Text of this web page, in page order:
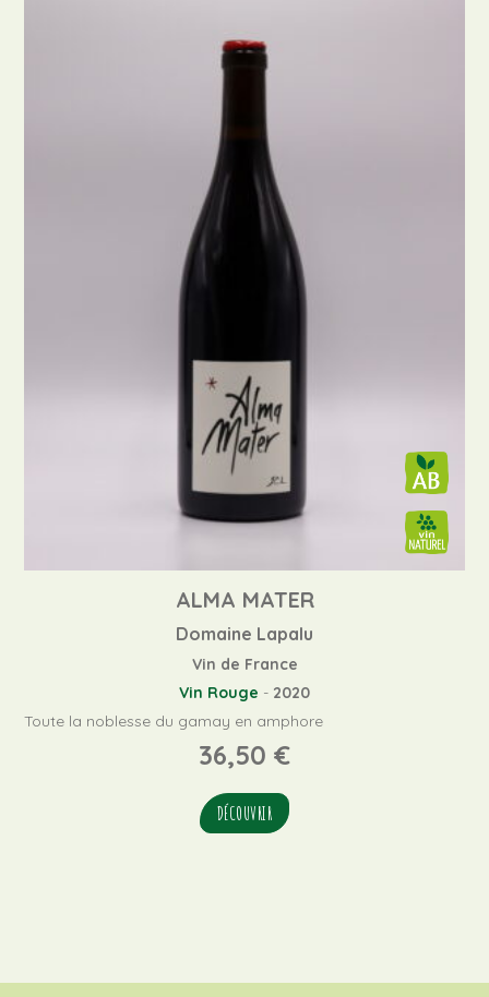
ALMA MATER
Domaine Lapalu
Vin de France
Vin Rouge - 2020
Toute la noblesse du gamay en amphore
36,50 €
DÉCOUVRIR